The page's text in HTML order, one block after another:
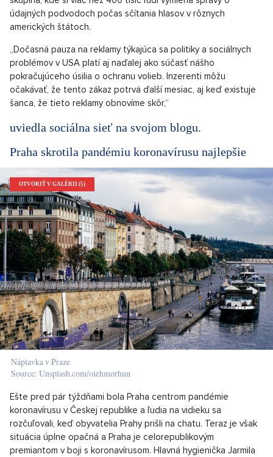
údajných podvodoch počas sčítania hlasov v rôznych
amerických štátoch.
„Dočasná pauza na reklamy týkajúca sa politiky a sociálnych
problémov v USA platí aj naďalej ako súčasť nášho
pokračujúceho úsilia o ochranu volieb. Inzerenti môžu
očakávať, že tento zákaz potrvá ďalší mesiac, aj keď existuje
šanca, že tieto reklamy obnovíme skôr,“
uviedla sociálna sieť na svojom blogu.
Praha skrotila pandémiu koronavírusu najlepšie
OTVORIŤ V GALÉRII (5)
Náplavka v Praze
Source: Unsplash.com/olehmorhun
Ešte pred pár týždňami bola Praha centrom pandémie
koronavírusu v Českej republike a ľudia na vidieku sa
rozčuľovali, keď obyvatelia Prahy prišli na chatu. Teraz je však
situácia úplne opačná a Praha je celorepublikovým
premiantom v boji s koronavírusom. Hlavná hygienička Jarmila